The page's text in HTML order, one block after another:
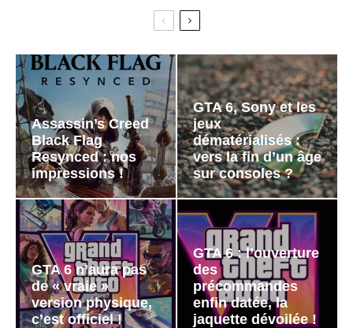
Assassin’s Creed
Black Flag
Resynced : nos
impressions !
GTA 6, Sony et les
jeux
dématérialisés :
vers la fin d’un âge
sur consoles ?
GTA 6 n’aura pas
de « vraie »
version physique,
c’est officiel !
GTA 6 : l’ouverture
des
précommandes
enfin datée, la
jaquette dévoilée !